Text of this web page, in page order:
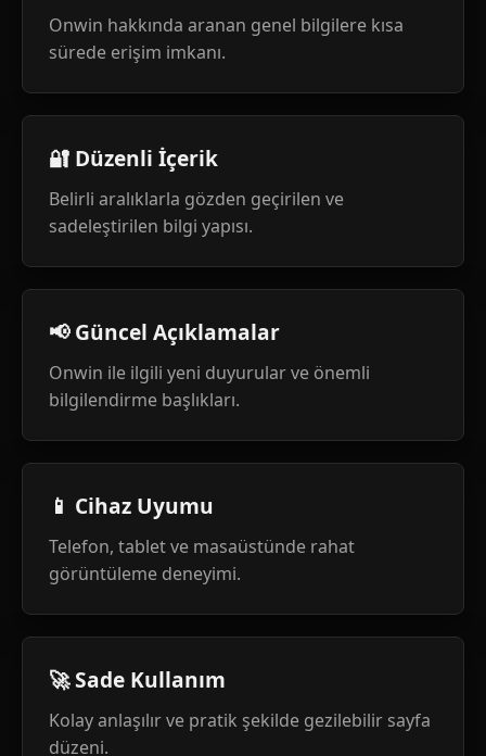
Onwin hakkında aranan genel bilgilere kısa
sürede erişim imkanı.
🔐 Düzenli İçerik
Belirli aralıklarla gözden geçirilen ve
sadeleştirilen bilgi yapısı.
📢 Güncel Açıklamalar
Onwin ile ilgili yeni duyurular ve önemli
bilgilendirme başlıkları.
📱 Cihaz Uyumu
Telefon, tablet ve masaüstünde rahat
görüntüleme deneyimi.
🚀 Sade Kullanım
Kolay anlaşılır ve pratik şekilde gezilebilir sayfa
düzeni.